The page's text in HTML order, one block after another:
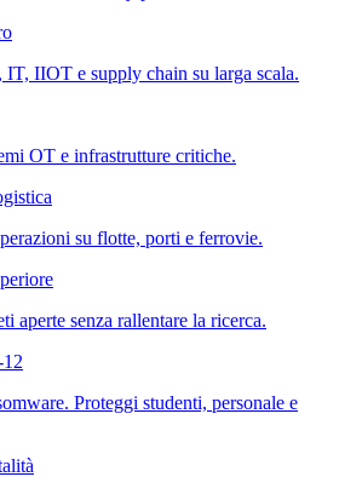
IT, IIOT e supply chain su larga scala.
OT e infrastrutture critiche.
su flotte, porti e ferrovie.
aperte senza rallentare la ricerca.
Proteggi studenti, personale e